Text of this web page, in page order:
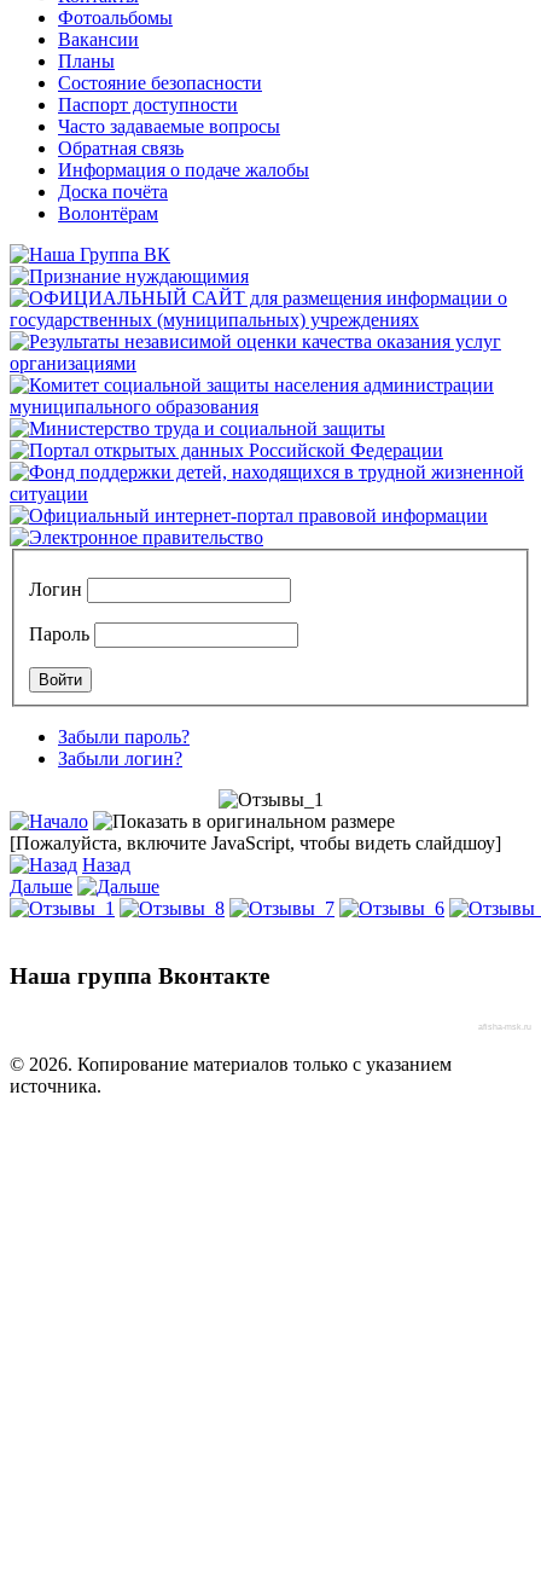
Фотоальбомы
Вакансии
Планы
Состояние безопасности
Паспорт доступности
Часто задаваемые вопросы
Обратная связь
Информация о подаче жалобы
Доска почёта
Волонтёрам
Логин
Пароль
Забыли пароль?
Забыли логин?
[Пожалуйста, включите JavaScript, чтобы видеть слайдшоу]
Назад
Дальше
Наша группа Вконтакте
afisha-msk.ru
© 2026. Копирование материалов только с указанием
источника.